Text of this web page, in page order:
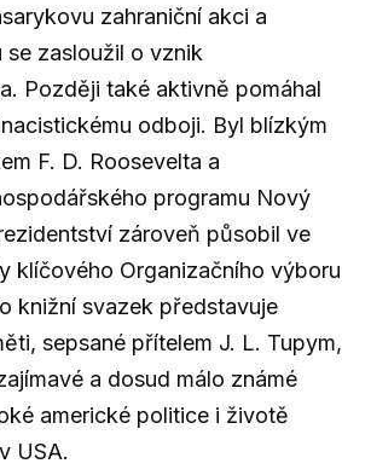
zahraniční akci a
se zasloužil o vznik
Později také aktivně pomáhal
odboji. Byl blízkým
F. D. Roosevelta a
programu Nový
zároveň působil ve
klíčového Organizačního výboru
knižní svazek představuje
sepsané přítelem J. L. Tupym,
a dosud málo známé
americké politice i životě
USA.